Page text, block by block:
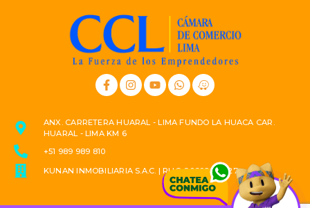
ANX. CARRETERA HUARAL - LIMA FUNDO LA HUACA CAR.
HUARAL - LIMA KM 6
+51 989 989 810
KUNAN INMOBILIARIA S.A.C. | RUC: 20609823527